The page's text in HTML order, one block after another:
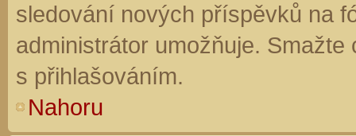
sledování nových příspěvků na
administrátor umožňuje.
s přihlašováním.
Nahoru